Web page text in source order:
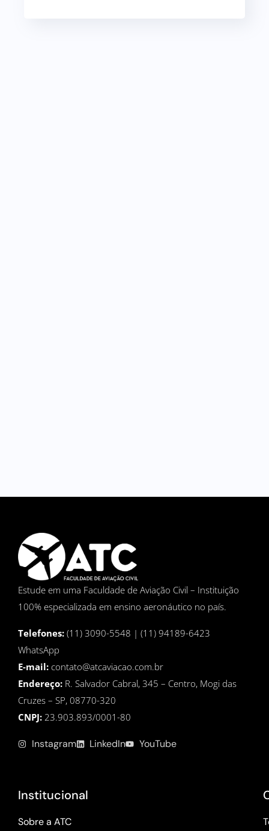
Estude em uma Faculdade de Aviação Civil – Instituição
100% especializada em ensino aeronáutico no país.
Telefones: (11) 3090-5548 | (11) 94189-6423
WhatsApp
E-mail: contato@atcaviacao.com.br
Endereço: R. Salvador Cabral, 345 – Centro, Mogi das
Cruzes – SP, 08770-320
CNPJ: 23.903.893/0001-80
Instagram LinkedIn YouTube
Institucional
Sobre a ATC